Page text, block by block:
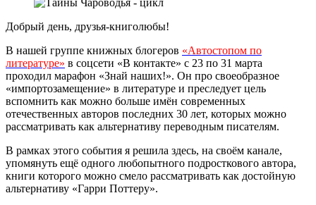
Добрый день, друзья-книголюбы!
В нашей группе книжных блогеров «Автостопом по
литературе» в соцсети «В контакте» с 23 по 31 марта
проходил марафон «Знай наших!». Он про своеобразное
«импортозамещение» в литературе и преследует цель
вспомнить как можно больше имён современных
отечественных авторов последних 30 лет, которых можно
рассматривать как альтернативу переводным писателям.
В рамках этого события я решила здесь, на своём канале,
упомянуть ещё одного любопытного подросткового автора,
книги которого можно смело рассматривать как достойную
альтернативу «Гарри Поттеру».